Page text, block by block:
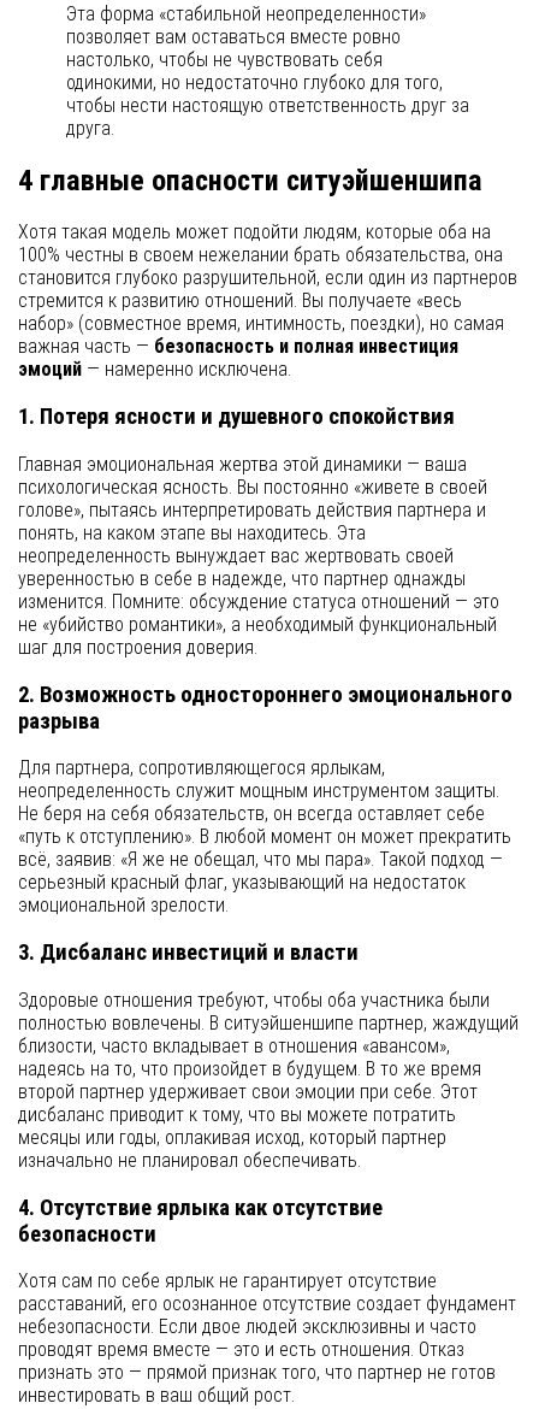
Эта форма «стабильной неопределенности»
позволяет вам оставаться вместе ровно
настолько, чтобы не чувствовать себя
одинокими, но недостаточно глубоко для того,
чтобы нести настоящую ответственность друг за
друга.
4 главные опасности ситуэйшеншипа
Хотя такая модель может подойти людям, которые оба на
100% честны в своем нежелании брать обязательства, она
становится глубоко разрушительной, если один из партнеров
стремится к развитию отношений. Вы получаете «весь
набор» (совместное время, интимность, поездки), но самая
важная часть — безопасность и полная инвестиция
эмоций — намеренно исключена.
1. Потеря ясности и душевного спокойствия
Главная эмоциональная жертва этой динамики — ваша
психологическая ясность. Вы постоянно «живете в своей
голове», пытаясь интерпретировать действия партнера и
понять, на каком этапе вы находитесь. Эта
неопределенность вынуждает вас жертвовать своей
уверенностью в себе в надежде, что партнер однажды
изменится. Помните: обсуждение статуса отношений — это
не «убийство романтики», а необходимый функциональный
шаг для построения доверия.
2. Возможность одностороннего эмоционального
разрыва
Для партнера, сопротивляющегося ярлыкам,
неопределенность служит мощным инструментом защиты.
Не беря на себя обязательств, он всегда оставляет себе
«путь к отступлению». В любой момент он может прекратить
всё, заявив: «Я же не обещал, что мы пара». Такой подход —
серьезный красный флаг, указывающий на недостаток
эмоциональной зрелости.
3. Дисбаланс инвестиций и власти
Здоровые отношения требуют, чтобы оба участника были
полностью вовлечены. В ситуэйшеншипе партнер, жаждущий
близости, часто вкладывает в отношения «авансом»,
надеясь на то, что произойдет в будущем. В то же время
второй партнер удерживает свои эмоции при себе. Этот
дисбаланс приводит к тому, что вы можете потратить
месяцы или годы, оплакивая исход, который партнер
изначально не планировал обеспечивать.
4. Отсутствие ярлыка как отсутствие
безопасности
Хотя сам по себе ярлык не гарантирует отсутствие
расставаний, его осознанное отсутствие создает фундамент
небезопасности. Если двое людей эксклюзивны и часто
проводят время вместе — это и есть отношения. Отказ
признать это — прямой признак того, что партнер не готов
инвестировать в ваш общий рост.